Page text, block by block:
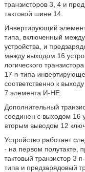
транзисторов 3, 4 и
тактовой шине 14.
Инвертирующий
типа, включенный
устройства, и
между выходом 16
логического
17 n-типа
соответственно к
7 элемента И-НЕ.
Дополнительный
соединен с выходом 16
вторым выводом 12
Устройство работает
- на первом полутакте,
тактовый транзистор 3
типа и предзарядовый